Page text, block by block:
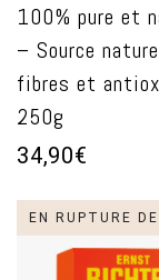
100% pure et
– Source
fibres et
250g
34,90€
EN RUPTURE